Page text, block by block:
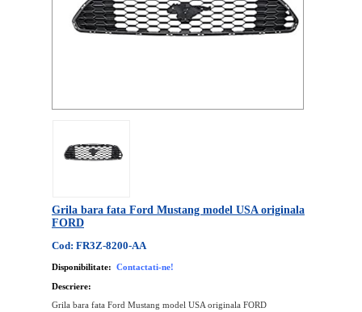
Grila bara fata Ford Mustang model USA originala
FORD
Cod: FR3Z-8200-AA
Disponibilitate: Contactati-ne!
Descriere:
Grila bara fata Ford Mustang model USA originala FORD